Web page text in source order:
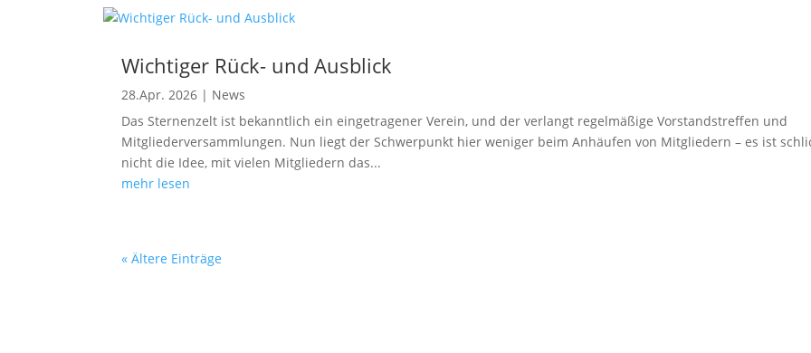
Wichtiger Rück- und Ausblick
28.Apr. 2026 | News
Das Sternenzelt ist bekanntlich ein eingetragener Verein, und der verlangt regelmäßige Vorstandstreffen und
Mitgliederversammlungen. Nun liegt der Schwerpunkt hier weniger beim Anhäufen von Mitgliedern – es ist
nicht die Idee, mit vielen Mitgliedern das...
mehr lesen
« Ältere Einträge